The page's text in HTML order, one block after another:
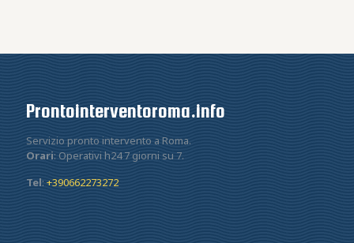
Prontointerventoroma.info
Servizio pronto intervento a Roma.
Orari: Operativi h24 7 giorni su 7.
Tel: +390662273272